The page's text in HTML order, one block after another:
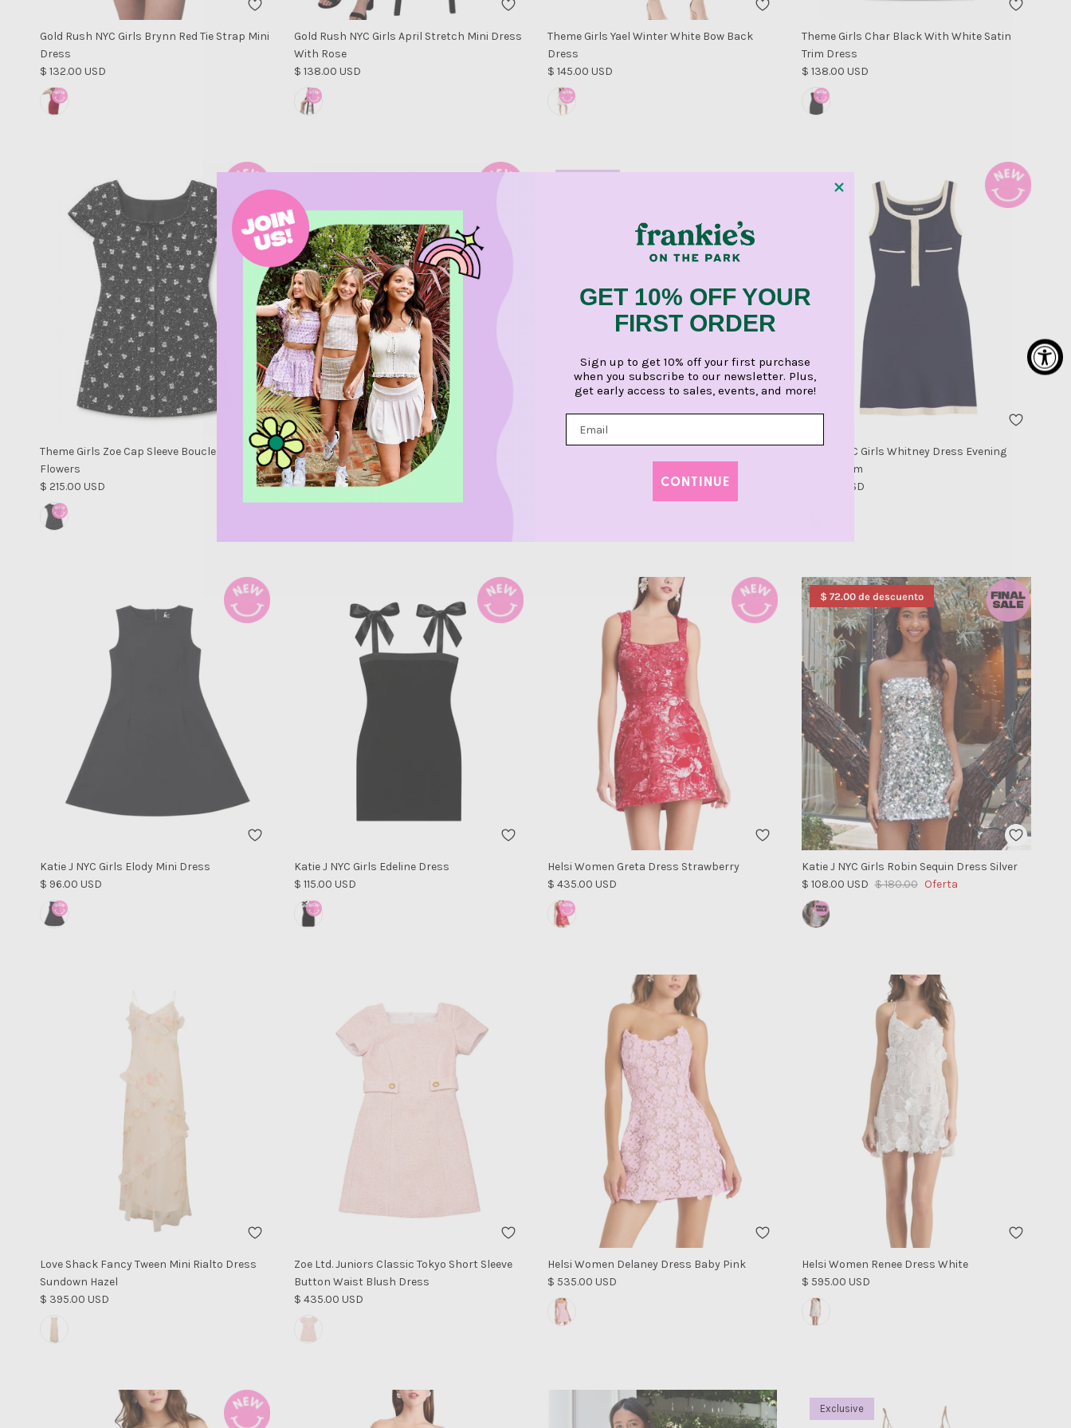
Gold Rush NYC Girls Brynn Red Tie Strap Mini
Dress
Precio normal
$ 132.00 USD
Gold Rush NYC Girls April Stretch Mini Dress
With Rose
Precio normal
$ 138.00 USD
Theme Girls Yael Winter White Bow Back
Dress
Precio normal
$ 145.00 USD
Theme Girls Char Black With White Satin
Trim Dress
Precio normal
$ 138.00 USD
Theme Girls Zoe Cap Sleeve Boucle With
Flowers
Precio normal
$ 215.00 USD
Theme Girls Fifine Cap Sleeve Tweed Dress
Precio normal
$ 145.00 USD
Katie J NYC Girls Whitney Dress Evening
Blue/Cream
Precio normal
$ 118.00 USD
Katie J NYC Girls Elody Mini Dress
Precio normal
$ 96.00 USD
Katie J NYC Girls Edeline Dress
Precio normal
$ 115.00 USD
Helsi Women Greta Dress Strawberry
Precio normal
$ 435.00 USD
$ 72.00 de descuento
Katie J NYC Girls Robin Sequin Dress Silver
Precio de venta
$ 108.00 USD Precio normal
$ 180.00 Oferta
Love Shack Fancy Tween Mini Rialto Dress
Sundown Hazel
Precio normal
$ 395.00 USD
Zoe Ltd. Juniors Classic Tokyo Short Sleeve
Button Waist Blush Dress
Precio normal
$ 435.00 USD
Helsi Women Delaney Dress Baby Pink
Precio normal
$ 535.00 USD
Helsi Women Renee Dress White
Precio normal
$ 595.00 USD
Exclusive
GET 10% OFF YOUR
FIRST ORDER
Sign up to get 10% off your first purchase
when you subscribe to our newsletter. Plus,
get early access to sales, events, and more!
CONTINUE